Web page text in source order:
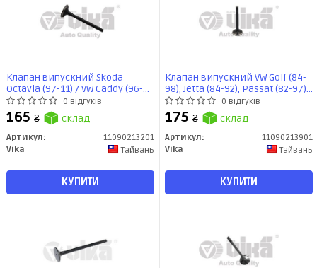
Клапан випускний Skoda
Octavia (97-11) / VW Caddy (96-
03), Golf (96-06), Pasat (94-00),
Polo (97-02), Sharan (96-00)
(11090213201) VIKA
0 відгуків
165 ₴ склад
Артикул:
11090213201
Vika
Тайвань
КУПИТИ
Клапан випускний VW Golf (84-
98), Jetta (84-92), Passat (82-97),
T4 (91-04) / Audi A6 (95-96), A80
(82-96) (11090213901) VIKA
0 відгуків
175 ₴ склад
Артикул:
11090213901
Vika
Тайвань
КУПИТИ